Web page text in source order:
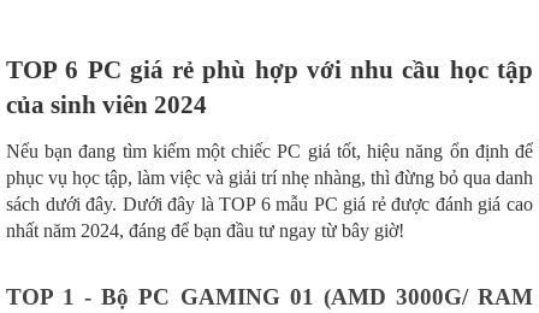
TOP 6 PC giá rẻ phù hợp với nhu cầu học tập
của sinh viên 2024
Nếu bạn đang tìm kiếm một chiếc PC giá tốt, hiệu năng ổn định để
phục vụ học tập, làm việc và giải trí nhẹ nhàng, thì đừng bỏ qua danh
sách dưới đây. Dưới đây là TOP 6 mẫu PC giá rẻ được đánh giá cao
nhất năm 2024, đáng để bạn đầu tư ngay từ bây giờ!
TOP 1 - Bộ PC GAMING 01 (AMD 3000G/ RAM